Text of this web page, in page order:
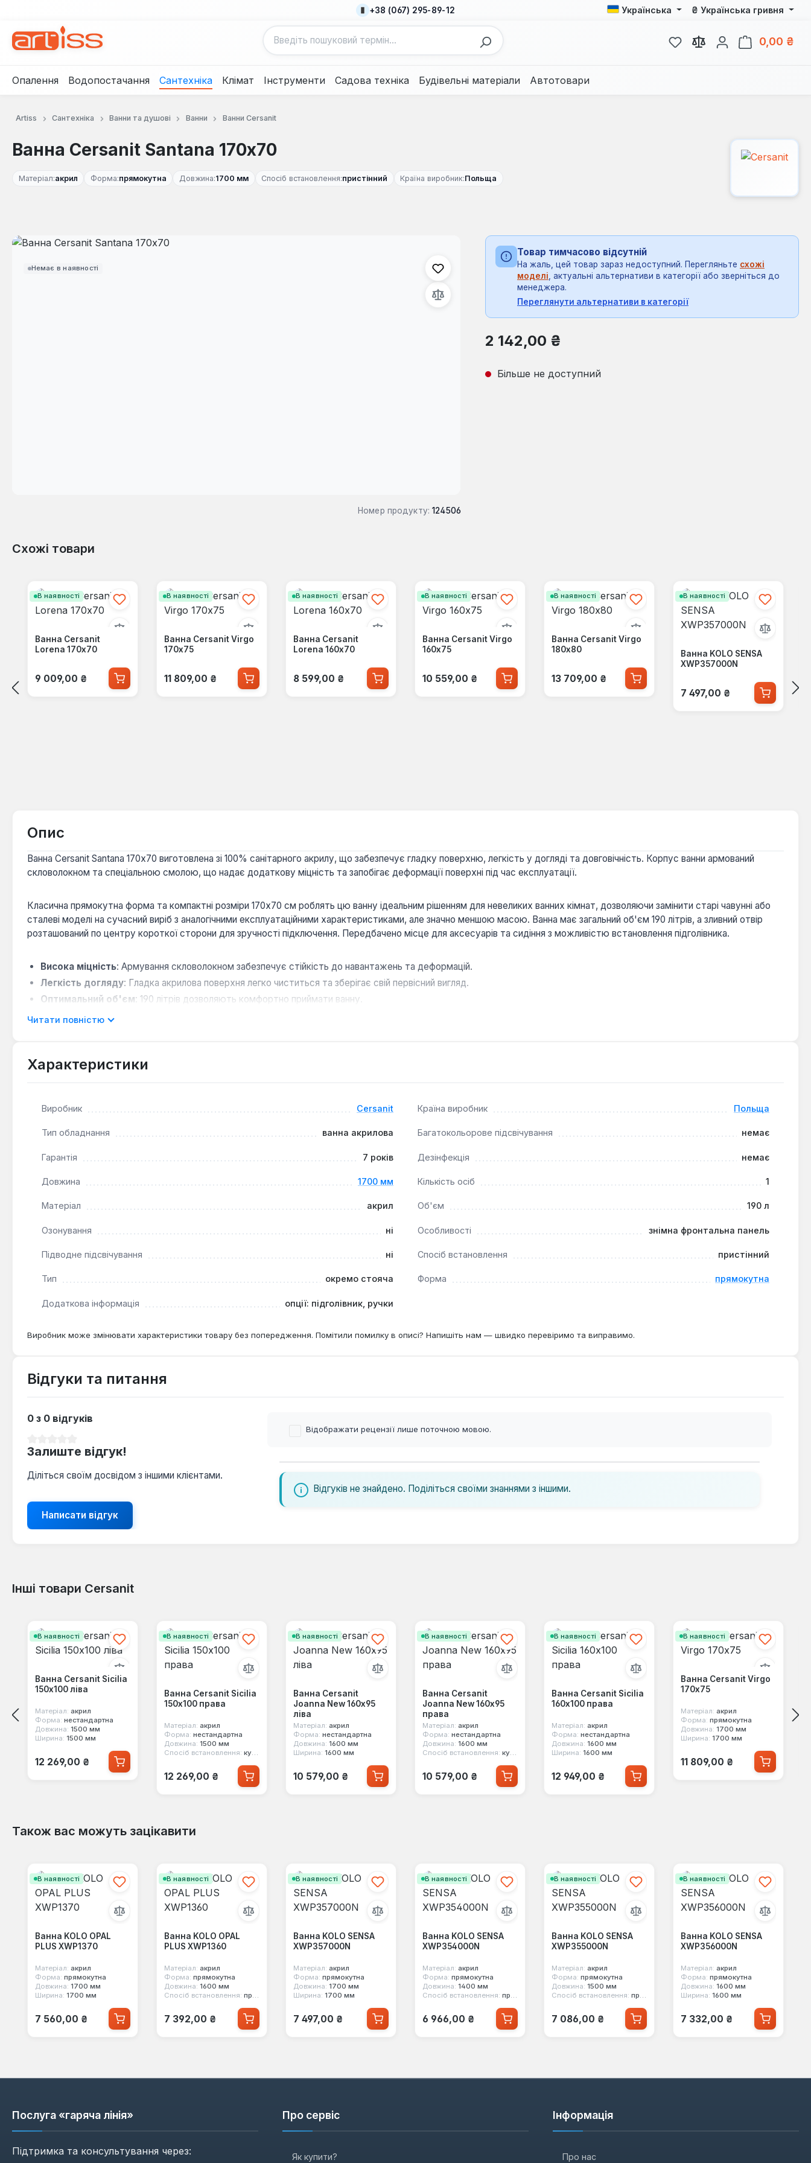
+38 (067) 295-89-12 Українська ₴ Українська гривня
У вас є 0 у списку бажань
0,00 ₴
Опалення Водопостачання Сантехніка Клімат Інструменти Садова техніка Будівельні матеріали Автотовари
Artiss Сантехніка Ванни та душові Ванни Ванни Cersanit
Ванна Cersanit Santana 170x70
Матеріал:акрил Форма:прямокутна Довжина:1700 мм Спосіб встановлення:пристінний Країна виробник:Польща
Немає в наявності
Пропустити галерею зображень
Номер продукту: 124506
Товар тимчасово відсутній
На жаль, цей товар зараз недоступний. Перегляньте схожі
моделі , актуальні альтернативи в категорії або зверніться до
менеджера.
Переглянути альтернативи в категорії
Звичайна ціна:
2 142,00 ₴
Більше не доступний
Схожі товари
В наявності
Ванна Cersanit
Lorena 170x70
Звичайна ціна:
9 009,00 ₴
В наявності
Ванна Cersanit Virgo
170x75
Звичайна ціна:
11 809,00 ₴
В наявності
Ванна Cersanit
Lorena 160x70
Звичайна ціна:
8 599,00 ₴
В наявності
Ванна Cersanit Virgo
160x75
Звичайна ціна:
10 559,00 ₴
В наявності
Ванна Cersanit Virgo
180x80
Звичайна ціна:
13 709,00 ₴
В наявності
Ванна KOLO SENSA
XWP357000N
Звичайна ціна:
7 497,00 ₴
Опис
Ванна Cersanit Santana 170x70 виготовлена зі 100% санітарного акрилу, що забезпечує гладку поверхню, легкість у догляді та довговічність. Корпус ванни армований
скловолокном та спеціальною смолою, що надає додаткову міцність та запобігає деформації поверхні під час експлуатації.
Класична прямокутна форма та компактні розміри 170x70 см роблять цю ванну ідеальним рішенням для невеликих ванних кімнат, дозволяючи замінити старі чавунні або
сталеві моделі на сучасний виріб з аналогічними експлуатаційними характеристиками, але значно меншою масою. Ванна має загальний об'єм 190 літрів, а зливний отвір
розташований по центру короткої сторони для зручності підключення. Передбачено місце для аксесуарів та сидіння з можливістю встановлення підголівника.
Висока міцність: Армування скловолокном забезпечує стійкість до навантажень та деформацій.
Легкість догляду: Гладка акрилова поверхня легко чиститься та зберігає свій первісний вигляд.
Оптимальний об'єм: 190 літрів дозволяють комфортно приймати ванну.
Можливість персоналізації
комфорт та довговічність, а її класичний дизайн легко інтегрується в будь-який інтер'єр.
Читати повністю
Характеристики
Виробник Cersanit Країна виробник Польща
Тип обладнання ванна акрилова Багатокольорове підсвічування немає
Гарантія 7 років Дезінфекція немає
Довжина 1700 мм Кількість осіб 1
Матеріал акрил Об'єм 190 л
Озонування ні Особливості знімна фронтальна панель
Підводне підсвічування ні Спосіб встановлення пристінний
Тип окремо стояча Форма прямокутна
Додаткова інформація опції: підголівник, ручки
Виробник може змінювати характеристики товару без попередження. Помітили помилку в описі? Напишіть нам — швидко перевіримо та виправимо.
Відгуки та питання
0 з 0 відгуків
Залиште відгук!
Діліться своїм досвідом з іншими клієнтами.
Написати відгук
Відображати рецензії лише поточною мовою.
Відгуків не знайдено. Поділіться своїми знаннями з іншими.
Інші товари Cersanit
В наявності
Ванна Cersanit Sicilia
150x100 ліва
Матеріал: акрил
Форма: нестандартна
Довжина: 1500 мм
Ширина: 1500 мм
Звичайна ціна:
12 269,00 ₴
В наявності
Ванна Cersanit Sicilia
150x100 права
Матеріал: акрил
Форма: нестандартна
Довжина: 1500 мм
Спосіб встановлення: кутовий
Звичайна ціна:
12 269,00 ₴
В наявності
Ванна Cersanit
Joanna New 160x95
ліва
Матеріал: акрил
Форма: нестандартна
Довжина: 1600 мм
Ширина: 1600 мм
Звичайна ціна:
10 579,00 ₴
В наявності
Ванна Cersanit
Joanna New 160x95
права
Матеріал: акрил
Форма: нестандартна
Довжина: 1600 мм
Спосіб встановлення: кутовий
Звичайна ціна:
10 579,00 ₴
В наявності
Ванна Cersanit Sicilia
160x100 права
Матеріал: акрил
Форма: нестандартна
Довжина: 1600 мм
Ширина: 1600 мм
Звичайна ціна:
12 949,00 ₴
В наявності
Ванна Cersanit Virgo
170x75
Матеріал: акрил
Форма: прямокутна
Довжина: 1700 мм
Ширина: 1700 мм
Звичайна ціна:
11 809,00 ₴
Також вас можуть зацікавити
В наявності
Ванна KOLO OPAL
PLUS XWP1370
Матеріал: акрил
Форма: прямокутна
Довжина: 1700 мм
Ширина: 1700 мм
Звичайна ціна:
7 560,00 ₴
В наявності
Ванна KOLO OPAL
PLUS XWP1360
Матеріал: акрил
Форма: прямокутна
Довжина: 1600 мм
Спосіб встановлення: пристінний
Звичайна ціна:
7 392,00 ₴
В наявності
Ванна KOLO SENSA
XWP357000N
Матеріал: акрил
Форма: прямокутна
Довжина: 1700 мм
Ширина: 1700 мм
Звичайна ціна:
7 497,00 ₴
В наявності
Ванна KOLO SENSA
XWP354000N
Матеріал: акрил
Форма: прямокутна
Довжина: 1400 мм
Спосіб встановлення: пристінний
Звичайна ціна:
6 966,00 ₴
В наявності
Ванна KOLO SENSA
XWP355000N
Матеріал: акрил
Форма: прямокутна
Довжина: 1500 мм
Спосіб встановлення: пристінний
Звичайна ціна:
7 086,00 ₴
В наявності
Ванна KOLO SENSA
XWP356000N
Матеріал: акрил
Форма: прямокутна
Довжина: 1600 мм
Ширина: 1600 мм
Звичайна ціна:
7 332,00 ₴
Послуга «гаряча лінія»
Підтримка та консультування через:
Про сервіс
Як купити?
Інформація
Про нас